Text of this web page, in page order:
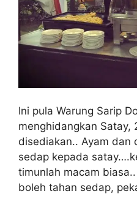
Ini pula Warung Sarip
menghidangkan Satay,
disediakan.. Ayam dan
sedap kepada
timunlah macam
boleh tahan sedap,